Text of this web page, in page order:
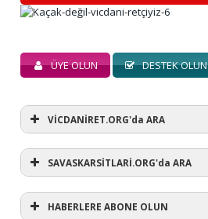
ÜYE OLUN DESTEK OLUN
VİCDANİRET.ORG'da ARA
SAVASKARSİTLARİ.ORG'da ARA
HABERLERE ABONE OLUN